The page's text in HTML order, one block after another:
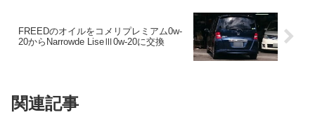
FREEDのオイルをコメリプレミアム0w-
20からNarrowde LiseⅢ0w-20に交換
関連記事